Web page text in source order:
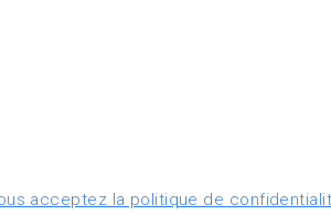
acceptez la politique de